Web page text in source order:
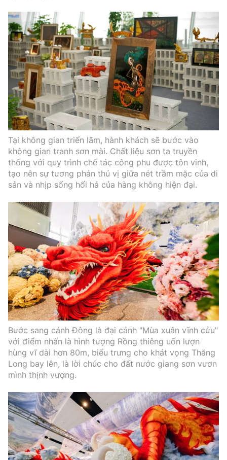
Tại không gian triển lãm, hành khách sẽ bước vào
không gian tranh sơn mài. Chất liệu sơn ta truyền
thống với quy trình chế tác công phu được tôn vinh,
tạo nên sự tương phản thú vị giữa nét trầm mặc của di
sản và nhịp sống hối hả của hàng không hiện đại.
Bước sang cánh Đông là đại cảnh "Mùa xuân vĩnh cửu"
với điểm nhấn là hình tượng Rồng thiêng uốn lượn
hùng vĩ dài hơn 80m, biểu trưng cho khát vọng Thăng
Long bay lên, là lời chúc cho đất nước giang sơn vươn
mình thịnh vượng.